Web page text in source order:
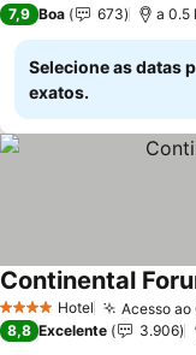
7,9 Boa 673 a 0.5
Selecione as datas
exatos.
4 EstrelasHotel Acesso
Continental
8,8 Excelente 3.906